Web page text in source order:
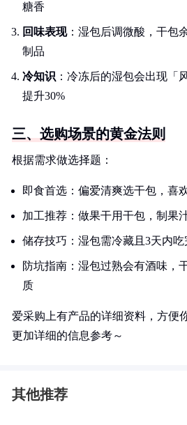
糖香
回味表现：湿包后调微酸，干包
制品
冷知识 ：冷冻后的湿包会出现「
提升30%
三、选购场景的黄金法则
根据需求做选择题：
即食首选：偏爱清爽选干包，喜
加工推荐：做果干用干包，制果
储存技巧：湿包需冷藏且3天内
防坑指南：湿包过熟会有酒味，
质
爱采购上有产品的详细资料，方便
更加详细的信息参考～
其他推荐